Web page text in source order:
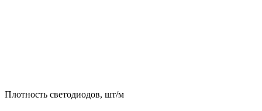
Плотность светодиодов, шт/м